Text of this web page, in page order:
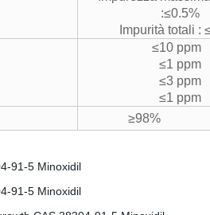
:≤0.5%
Impurità totali :
≤10 ppm
≤1 ppm
≤3 ppm
≤1 ppm
≥98%